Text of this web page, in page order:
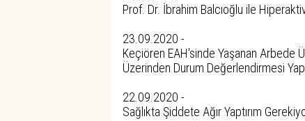
Prof. Dr. İbrahim Balcıoğlu ile
23.09.2020 -
Keçiören EAH'sinde Yaşanan Arbede
Üzerinden Durum Değerlendirmesi
22.09.2020 -
Sağlıkta Şiddete Ağır Yaptırım